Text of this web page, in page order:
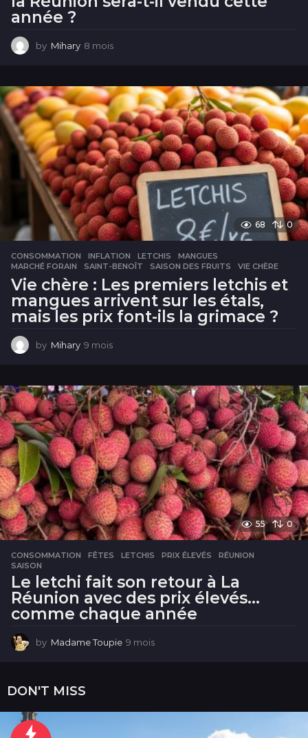
année ?
by Mihary 8 mois
i
s
68 0
CONSOMMATION INFLATION ,LETCHIS ,MANGUES
MARCHÉ FORAIN
,SAINT-BENOÎT ,SAISON DES FRUITS ,VIE CHÈRE
Vie chère : Les premiers letchis et
mangues arrivent sur les étals,
mais les prix font-ils la grimace ?
by Mihary 9 mois
i
s
55 0
CONSOMMATION FÊTES ,LETCHIS ,PRIX ÉLEVÉS ,RÉUNION
SAISON
Le letchi fait son retour à La
Réunion avec des prix élevés…
comme chaque année
by Madame Toupie 9 mois
DON'T MISS